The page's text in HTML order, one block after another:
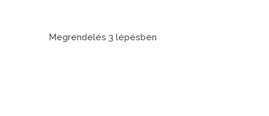
Megrendelés 3 lépésben